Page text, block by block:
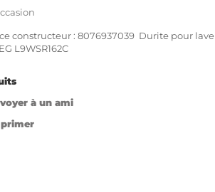
constructeur : 8076937039 Durite pour lave
L9WSR162C
à un ami